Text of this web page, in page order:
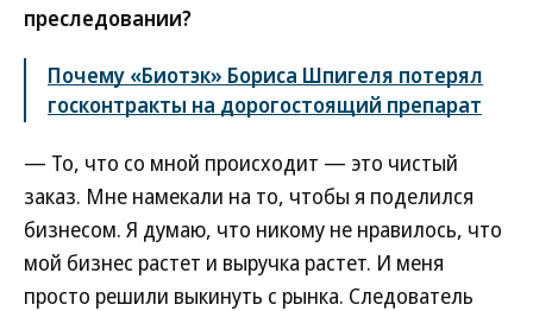
преследовании?
Почему «Биотэк» Бориса Шпигеля потерял
госконтракты на дорогостоящий препарат
— То, что со мной происходит — это чистый
заказ. Мне намекали на то, чтобы я поделился
бизнесом. Я думаю, что никому не нравилось, что
мой бизнес растет и выручка растет. И меня
просто решили выкинуть с рынка. Следователь